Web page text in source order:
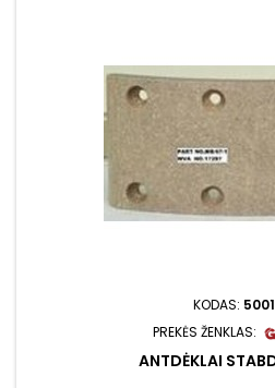
KODAS:
PREKĖS ŽENKLAS:
ANTDĖKLAI